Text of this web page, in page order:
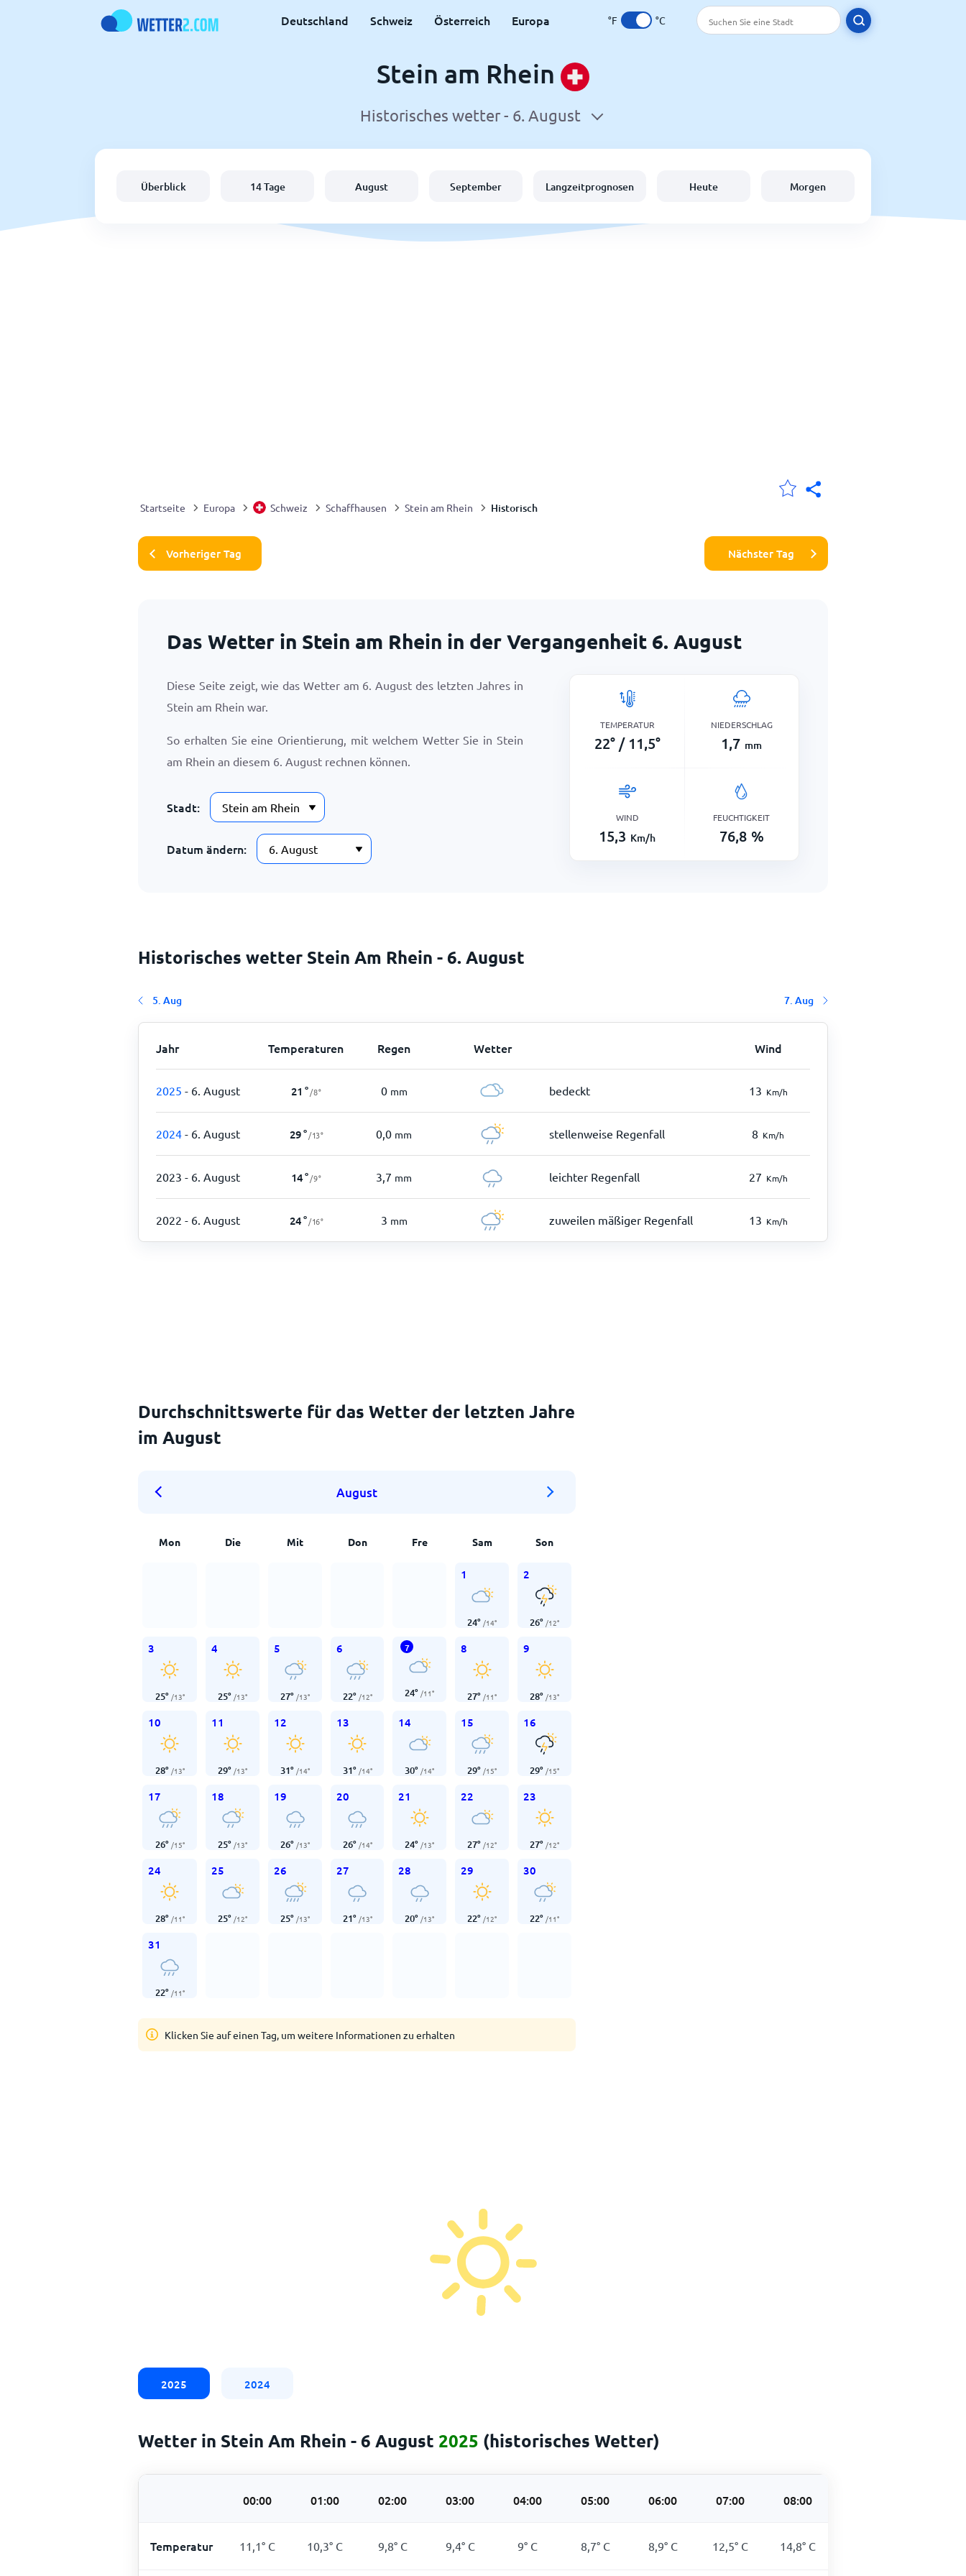
Deutschland Schweiz Österreich Europa °F °C
Stein am Rhein
Historisches wetter - 6. August
Überblick 14 Tage August September Langzeitprognosen Heute Morgen
Startseite Europa Schweiz Schaffhausen Stein am Rhein Historisch
Vorheriger Tag Nächster Tag
Das Wetter in Stein am Rhein in der Vergangenheit 6. August
Diese Seite zeigt, wie das Wetter am 6. August des letzten Jahres in
Stein am Rhein war.
So erhalten Sie eine Orientierung, mit welchem Wetter Sie in Stein
am Rhein an diesem 6. August rechnen können.
Stadt:
Datum ändern:
TEMPERATUR
22° / 11,5°
NIEDERSCHLAG
1,7 mm
WIND
15,3 Km/h
FEUCHTIGKEIT
76,8 %
Historisches wetter Stein Am Rhein - 6. August
5. Aug 7. Aug
Jahr Temperaturen Regen Wetter Wind
2025 - 6. August 21 ° /8° 0 mm bedeckt 13 Km/h
2024 - 6. August 29° /13° 0,0 mm stellenweise Regenfall 8 Km/h
2023 - 6. August 14° /9° 3,7 mm leichter Regenfall 27 Km/h
2022 - 6. August 24° /16° 3 mm zuweilen mäßiger Regenfall 13 Km/h
Durchschnittswerte für das Wetter der letzten Jahre
im August
August
Mon Die Mit Don Fre Sam Son
1
24° /14°
2
26° /12°
3
25° /13°
4
25° /13°
5
27° /13°
6
22° /12°
7
24° /11°
8
27° /11°
9
28° /13°
10
28° /13°
11
29° /13°
12
31° /14°
13
31° /14°
14
30° /14°
15
29° /15°
16
29° /15°
17
26° /15°
18
25° /13°
19
26° /13°
20
26° /14°
21
24° /13°
22
27° /12°
23
27° /12°
24
28° /11°
25
25° /12°
26
25° /13°
27
21° /13°
28
20° /13°
29
22° /12°
30
22° /11°
31
22° /11°
Klicken Sie auf einen Tag, um weitere Informationen zu erhalten
2025 2024
Wetter in Stein Am Rhein - 6 August 2025 (historisches Wetter)
00:00 01:00 02:00 03:00 04:00 05:00 06:00 07:00 08:00
Temperatur 11,1° C 10,3° C 9,8° C 9,4° C 9° C 8,7° C 8,9° C 12,5° C 14,8° C